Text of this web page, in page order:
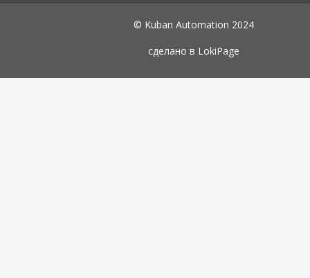
© Kuban Automation 2024
сделано в LokiPage